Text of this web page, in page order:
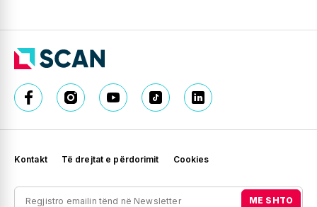
Kontakt Të drejtat e përdorimit Cookies
ME SHTO